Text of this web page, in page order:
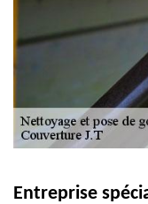
Entreprise